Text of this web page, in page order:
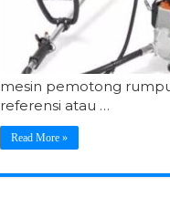
mesin pemotong
referensi atau …
Read More »